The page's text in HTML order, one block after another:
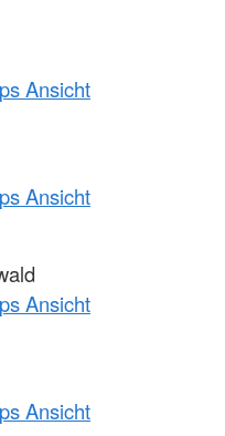
Ansicht
Ansicht
Ansicht
Ansicht